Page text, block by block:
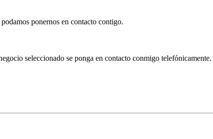
ponernos en contacto contigo.
seleccionado se ponga en contacto conmigo telefónicamente.